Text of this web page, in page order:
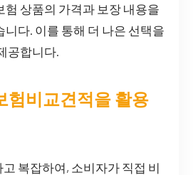
험 상품의 가격과 보장 내용을
니다. 이를 통해 더 나은 선택을
공합니다.
험비교견적을 활용
복잡하여, 소비자가 직접 비